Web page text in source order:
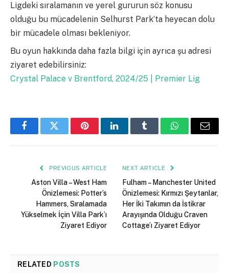
Ligdeki sıralamanın ve yerel gururun söz konusu
olduğu bu mücadelenin Selhurst Park’ta heyecan dolu
bir mücadele olması bekleniyor.
Bu oyun hakkında daha fazla bilgi için ayrıca şu adresi
ziyaret edebilirsiniz:
Crystal Palace v Brentford, 2024/25 | Premier Lig
FacebookTwitter PinterestLinkedInTumblr WhatsAppEmail
PREVIOUS ARTICLE
Aston Villa – West Ham
Önizlemesi: Potter’s
Hammers, Sıralamada
Yükselmek İçin Villa Park’ı
Ziyaret Ediyor
NEXT ARTICLE
Fulham – Manchester United
Önizlemesi: Kırmızı Şeytanlar,
Her İki Takımın da İstikrar
Arayışında Olduğu Craven
Cottage’ı Ziyaret Ediyor
RELATED POSTS